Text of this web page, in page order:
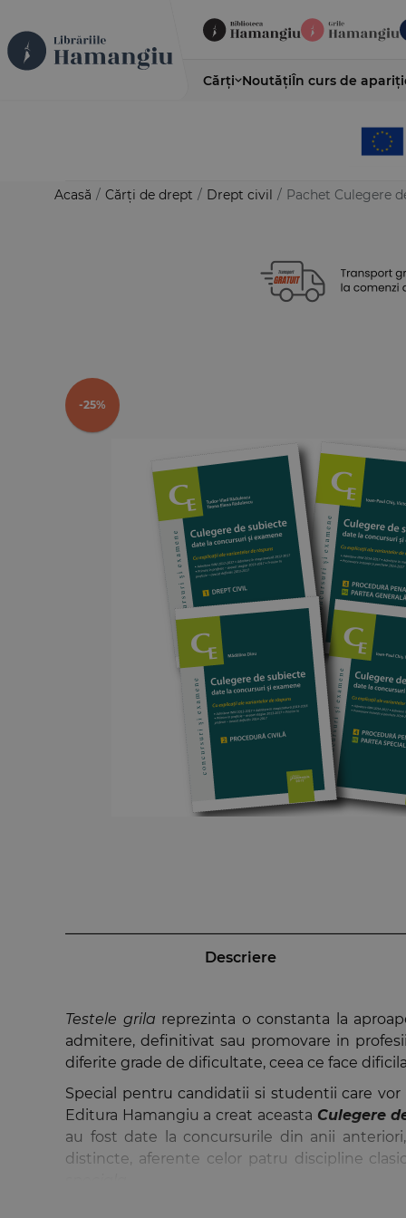
Cărți NoutățiÎn curs de
Acasă / Cărți de drept / Drept civil / Pachet Culegere
-25%
Descriere
Testele grila reprezinta o constanta la
admitere, definitivat sau promovare in
diferite grade de dificultate, ceea ce face
Special pentru candidatii si studentii care
Editura Hamangiu a creat aceasta Culegere
au fost date la concursurile din anii
distincte, aferente celor patru discipline